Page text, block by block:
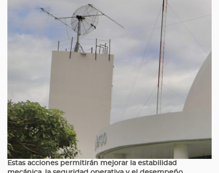
Estas acciones permitirán mejorar la estabilidad